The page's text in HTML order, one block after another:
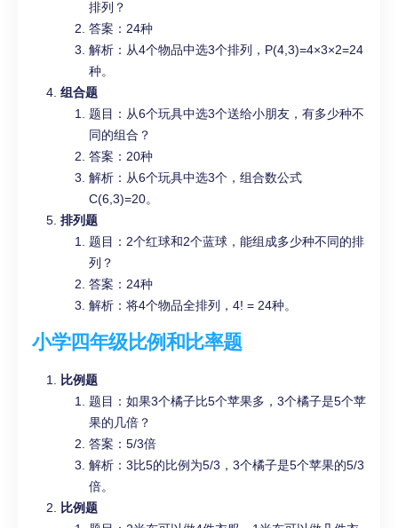
排列？
答案：24种
解析：从4个物品中选3个排列，P(4,3)=4×3×2=24
种。
组合题
题目：从6个玩具中选3个送给小朋友，有多少种不
同的组合？
答案：20种
解析：从6个玩具中选3个，组合数公式
C(6,3)=20。
排列题
题目：2个红球和2个蓝球，能组成多少种不同的排
列？
答案：24种
解析：将4个物品全排列，4! = 24种。
小学四年级比例和比率题
比例题
题目：如果3个橘子比5个苹果多，3个橘子是5个苹
果的几倍？
答案：5/3倍
解析：3比5的比例为5/3，3个橘子是5个苹果的5/3
倍。
比例题